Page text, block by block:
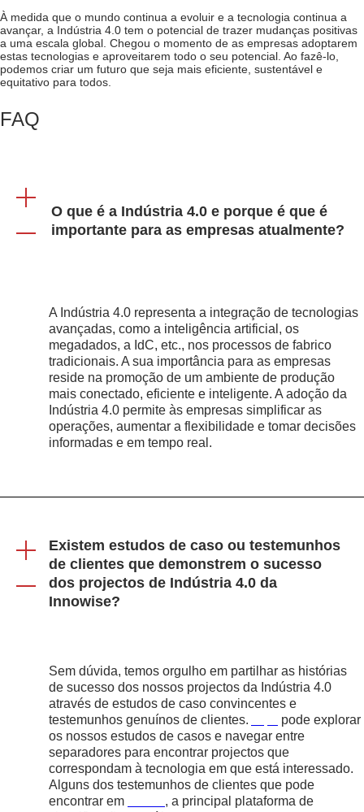
À medida que o mundo continua a evoluir e a tecnologia continua a
avançar, a Indústria 4.0 tem o potencial de trazer mudanças positivas
a uma escala global. Chegou o momento de as empresas adoptarem
estas tecnologias e aproveitarem todo o seu potencial. Ao fazê-lo,
podemos criar um futuro que seja mais eficiente, sustentável e
equitativo para todos.
FAQ
O que é a Indústria 4.0 e porque é que é
importante para as empresas atualmente?
A Indústria 4.0 representa a integração de tecnologias
avançadas, como a inteligência artificial, os
megadados, a IdC, etc., nos processos de fabrico
tradicionais. A sua importância para as empresas
reside na promoção de um ambiente de produção
mais conectado, eficiente e inteligente. A adoção da
Indústria 4.0 permite às empresas simplificar as
operações, aumentar a flexibilidade e tomar decisões
informadas e em tempo real.
Existem estudos de caso ou testemunhos
de clientes que demonstrem o sucesso
dos projectos de Indústria 4.0 da
Innowise?
Sem dúvida, temos orgulho em partilhar as histórias
de sucesso dos nossos projectos da Indústria 4.0
através de estudos de caso convincentes e
testemunhos genuínos de clientes.
pode explorar
os nossos estudos de casos e navegar entre
separadores para encontrar projectos que
correspondam à tecnologia em que está interessado.
Alguns dos testemunhos de clientes que pode
encontrar em
, a principal plataforma de